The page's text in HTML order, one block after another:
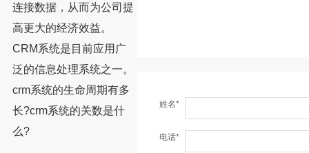
连接数据，从而为公司提
高更大的经济效益。
CRM系统是目前应用广
泛的信息处理系统之一。
crm系统的生命周期有多
长?crm系统的关数是什
么?
姓名*
电话*